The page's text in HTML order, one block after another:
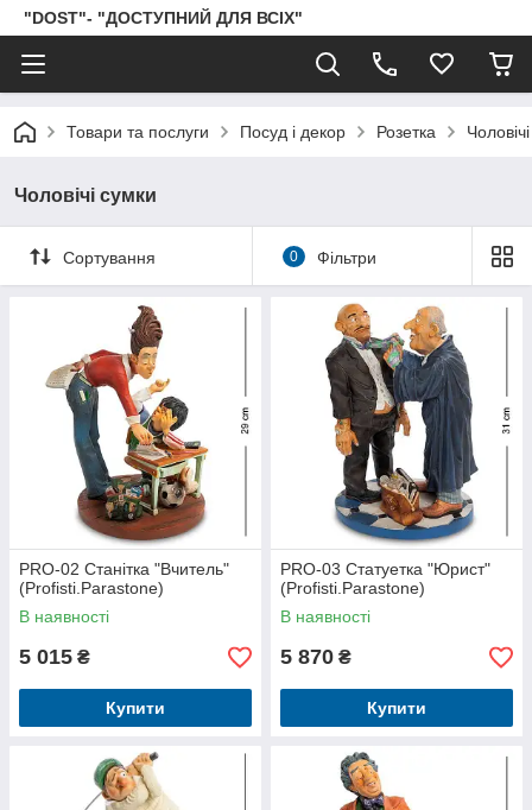
"DOST"- "ДОСТУПНИЙ ДЛЯ ВСІХ"
Товари та послуги Посуд і декор Розетка
Чоловічі сумки
Сортування 0 Фільтри
PRO-02 Станітка "Вчитель"
(Profisti.Parastone)
В наявності
5 015 ₴
Купити
PRO-03 Статуетка "Юрист"
(Profisti.Parastone)
В наявності
5 870 ₴
Купити